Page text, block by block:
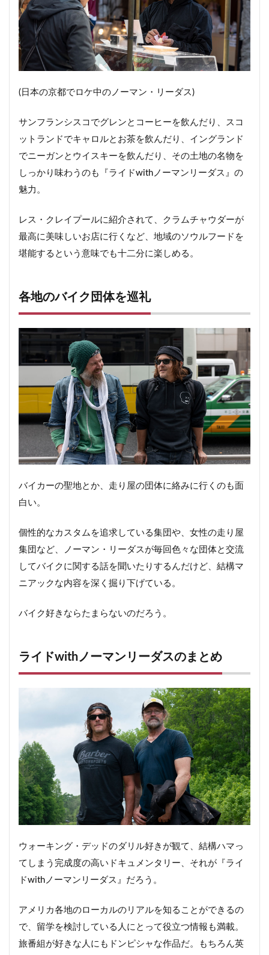
(日本の京都でロケ中のノーマン・リーダス)
サンフランシスコでグレンとコーヒーを飲んだり、スコ
ットランドでキャロルとお茶を飲んだり、イングランド
でニーガンとウイスキーを飲んだり、その土地の名物を
しっかり味わうのも『ライドwithノーマンリーダス』の
魅力。
レス・クレイプールに紹介されて、クラムチャウダーが
最高に美味しいお店に行くなど、地域のソウルフードを
堪能するという意味でも十二分に楽しめる。
各地のバイク団体を巡礼
バイカーの聖地とか、走り屋の団体に絡みに行くのも面
白い。
個性的なカスタムを追求している集団や、女性の走り屋
集団など、ノーマン・リーダスが毎回色々な団体と交流
してバイクに関する話を聞いたりするんだけど、結構マ
ニアックな内容を深く掘り下げている。
バイク好きならたまらないのだろう。
ライドwithノーマンリーダスのまとめ
ウォーキング・デッドのダリル好きが観て、結構ハマっ
てしまう完成度の高いドキュメンタリー、それが『ライ
ドwithノーマンリーダス』だろう。
アメリカ各地のローカルのリアルを知ることができるの
で、留学を検討している人にとって役立つ情報も満載。
旅番組が好きな人にもドンピシャな作品だ。もちろん英